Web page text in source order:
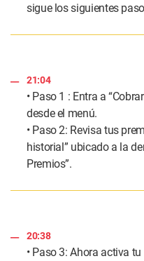
sigue los siguientes
21:04
• Paso 1 : Entra a
desde el menú.
• Paso 2: Revisa tus
historial” ubicado a la
Premios”.
20:38
• Paso 3: Ahora activa